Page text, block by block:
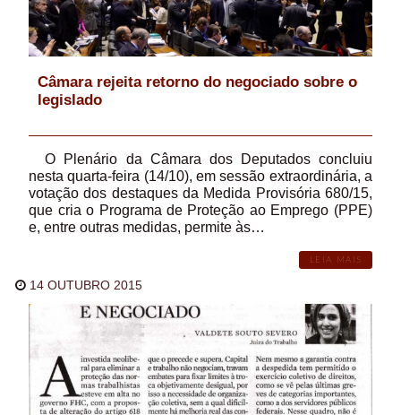
Câmara rejeita retorno do negociado sobre o
legislado
O Plenário da Câmara dos Deputados concluiu
nesta quarta-feira (14/10), em sessão extraordinária, a
votação dos destaques da Medida Provisória 680/15,
que cria o Programa de Proteção ao Emprego (PPE)
e, entre outras medidas, permite às…
LEIA MAIS
14 OUTUBRO 2015